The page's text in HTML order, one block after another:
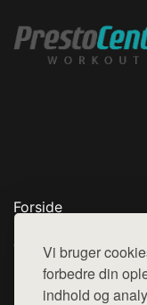
Vi bruger
forbedre din
indhold og
Forside
Top Rabatter
Kontakt